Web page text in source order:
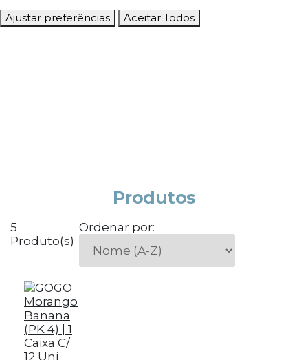
Ajustar preferências Aceitar Todos
Produtos
5
Produto(s)
Ordenar por: